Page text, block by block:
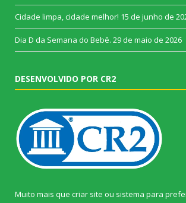
Cidade limpa, cidade melhor! 15 de junho de
Dia D da Semana do Bebê. 29 de maio de 2026
DESENVOLVIDO POR CR2
Muito mais que criar site ou sistema para